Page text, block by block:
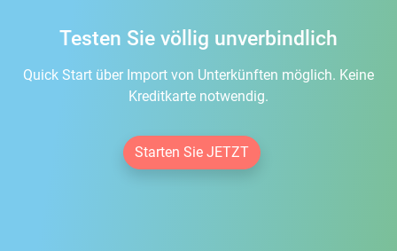
Testen Sie völlig unverbindlich
Quick Start über Import von Unterkünften möglich. Keine
Kreditkarte notwendig.
Starten Sie JETZT